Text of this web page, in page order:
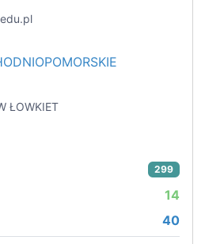
ŁOWKIET
299
14
40